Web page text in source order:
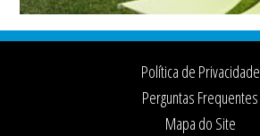
Footer
Política de Privacidade
Perguntas Frequentes
Mapa do Site